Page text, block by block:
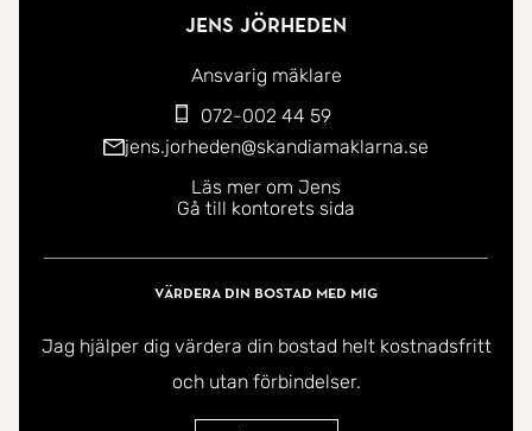
Jens Jörheden
Ansvarig mäklare
072-002 44 59
jens.jorheden@skandiamaklarna.se
Läs mer om Jens
Gå till kontorets sida
Värdera din bostad med mig
Jag hjälper dig värdera din bostad helt kostnadsfritt
och utan förbindelser.